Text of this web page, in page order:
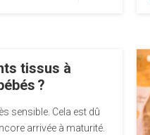
tissus à
?
sensible. Cela est dû
arrivée à maturité.